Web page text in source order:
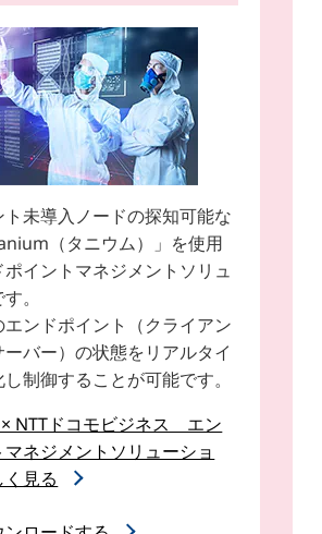
ト未導入ノードの探知可能な
（タニウム）」を使用
ポイントマネジメントソリュ
。
エンドポイント（クライアン
ーバー）の状態をリアルタイ
制御することが可能です。
× NTTドコモビジネス エン
マネジメントソリューショ
見る